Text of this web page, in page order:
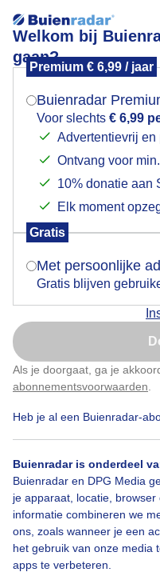
Welkom bij
gaan?
Premium € 6,99 / jaar
Buienradar
Voor slechts € 6,99
Advertentievrij en
Ontvang voor
10% donatie aan
Elk moment
Gratis
Met persoonlijke
Gratis blijven
Als je doorgaat, ga je
abonnementsvoorwaarden
Heb je al een Buienradar-
Buienradar is onderdeel
Buienradar en DPG Media
je apparaat, locatie,
informatie combineren we
ons, zoals wanneer je een
het gebruik van onze media
apps te verbeteren.
Druk met Satellieten
Goedenavond treintje
Door: Johan Klos Gemaakt:
Bekijk slideshow
Mogen we je
Indien je hier nog
verschijnt er zo een
Is goed,
Nu niet,
Klik hier